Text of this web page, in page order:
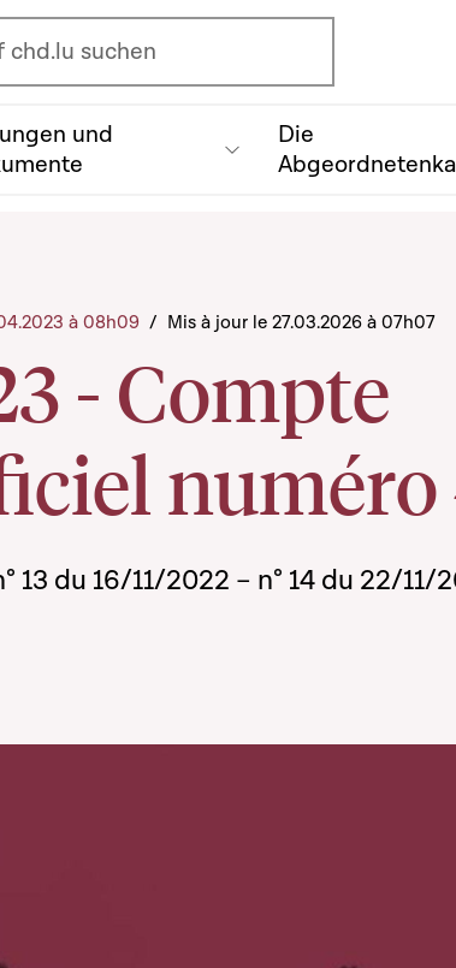
de recherche
chd.lu suchen
und
Die
- Compte
numéro
à 08h09 / Mis à jour le 27.03.2026 à 07h07
du 16/11/2022 – n° 14 du 22/11/